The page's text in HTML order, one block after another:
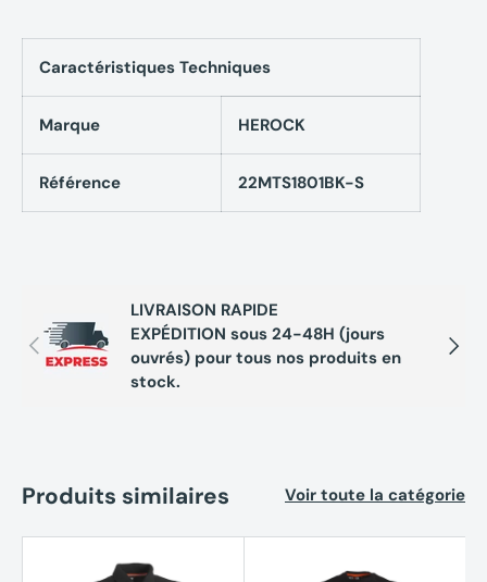
Caractéristiques Techniques
Marque HEROCK
Référence 22MTS1801BK-S
Précédent
LIVRAISON RAPIDE
EXPÉDITION sous 24-48H (jours
ouvrés) pour tous nos produits en
stock.
Produits similaires Voir toute la catégorie